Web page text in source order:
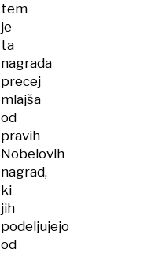
tem
je
ta
nagrada
precej
mlajša
od
pravih
Nobelovih
nagrad,
ki
jih
podeljujejo
od